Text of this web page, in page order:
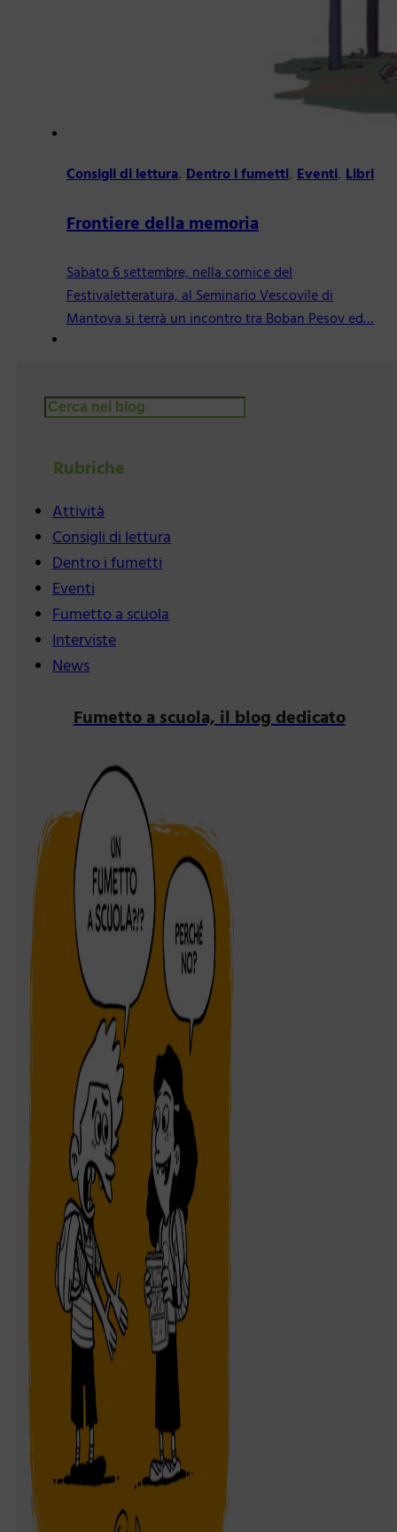
Consigli di lettura,Dentro i fumetti,Eventi,Libri
Frontiere della memoria
Sabato 6 settembre, nella cornice del
Festivaletteratura, al Seminario Vescovile di
Mantova si terrà un incontro tra Boban Pesov ed…
Cerca
Rubriche
Attività
Consigli di lettura
Dentro i fumetti
Eventi
Fumetto a scuola
Interviste
News
Fumetto a scuola, il blog dedicato